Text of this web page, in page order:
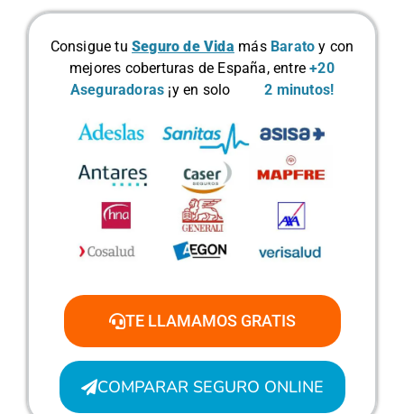
Consigue tu Seguro de Vida más Barato y con
mejores coberturas de España, entre+20
Aseguradoras ¡y en solo2 minutos!
TE LLAMAMOS GRATIS
COMPARAR SEGURO ONLINE